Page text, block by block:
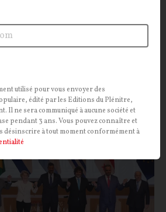
le dos des producteurs qui
menacer la souveraineté
ECONOMIE
utilisé pour vous envoyer des
édité par les Editions du Plénitre,
Il ne sera communiqué à aucune société et
pendant 3 ans. Vous pouvez connaître et
désinscrire à tout moment conformément à